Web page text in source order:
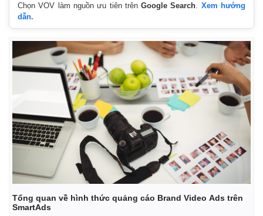
Chọn VOV làm nguồn ưu tiên trênGoogle Search. Xem hướng
dẫn.
Tổng quan về hình thức quảng cáo Brand Video Ads trên
SmartAds